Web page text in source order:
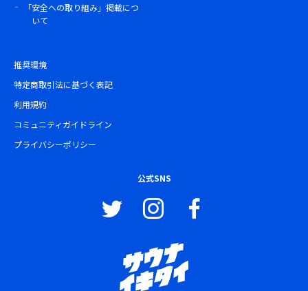
「安全への取り組み」掲載につ
いて
推奨環境
特定商取引法に基づく表記
利用規約
コミュニティガイドライン
プライバシーポリシー
公式SNS